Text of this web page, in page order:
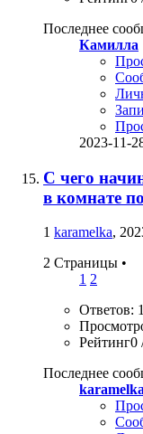
Последнее
Камилла
2023-11-
С чего
в комнате
1 karamelka,
2 Страницы •
1 2
Ответов:
Рейтинг0
Последнее
karamelka